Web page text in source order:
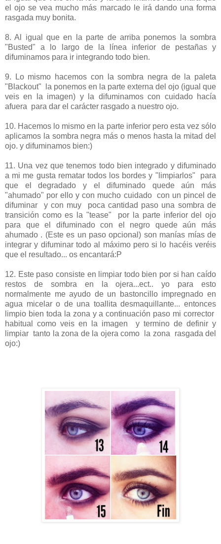
el ojo se vea mucho más marcado le irá dando una forma
rasgada muy bonita.
8. Al igual que en la parte de arriba ponemos la sombra
"Busted" a lo largo de la línea inferior de pestañas y
difuminamos para ir integrando todo bien.
9. Lo mismo hacemos con la sombra negra de la paleta
"Blackout" la ponemos en la parte externa del ojo (igual que
veis en la imagen) y la difuminamos con cuidado hacía
afuera para dar el carácter rasgado a nuestro ojo.
10. Hacemos lo mismo en la parte inferior pero esta vez sólo
aplicamos la sombra negra más o menos hasta la mitad del
ojo. y difuminamos bien:)
11. Una vez que tenemos todo bien integrado y difuminado
a mi me gusta rematar todos los bordes y "limpiarlos" para
que el degradado y el difuminado quede aún más
"ahumado" por ello y con mucho cuidado con un pincel de
difuminar y con muy poca cantidad paso una sombra de
transición como es la "tease" por la parte inferior del ojo
para que el difuminado con el negro quede aún más
ahumado . (Este es un paso opcional) son manías mías de
integrar y difuminar todo al máximo pero si lo hacéis veréis
que el resultado... os encantará:P
12. Este paso consiste en limpiar todo bien por si han caído
restos de sombra en la ojera...ect.. yo para esto
normalmente me ayudo de un bastoncillo impregnado en
agua micelar o de una toallita desmaquillante... entonces
limpio bien toda la zona y a continuación paso mi corrector
habitual como veis en la imagen y termino de definir y
limpiar tanto la zona de la ojera como la zona rasgada del
ojo:)